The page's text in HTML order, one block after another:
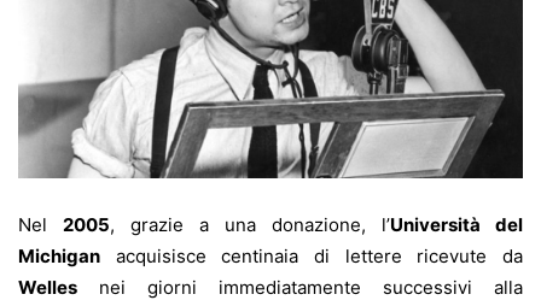
Nel 2005, grazie a una donazione, l’Università del
Michigan acquisisce centinaia di lettere ricevute da
Welles nei giorni immediatamente successivi alla